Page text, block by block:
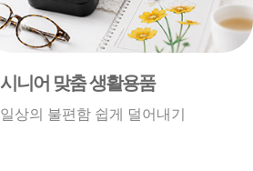
시니어 맞춤 생활용품
일상의 불편함 쉽게 덜어내기